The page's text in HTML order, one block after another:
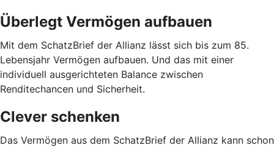
Überlegt Vermögen aufbauen
Mit dem SchatzBrief der Allianz lässt sich bis zum 85.
Lebensjahr Vermögen aufbauen. Und das mit einer
individuell ausgerichteten Balance zwischen
Renditechancen und Sicherheit.
Clever schenken
Das Vermögen aus dem SchatzBrief der Allianz kann schon